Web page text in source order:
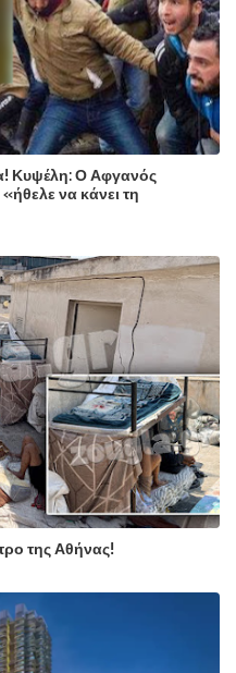
Κυψέλη: Ο Αφγανός
να κάνει τη
της Αθήνας!